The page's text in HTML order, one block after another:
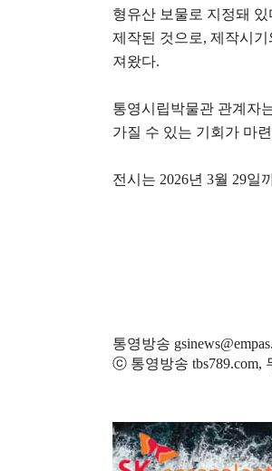
형유산 보물로 지정돼 있
제작된 것으로, 제작시기
져왔다.
통영시립박물관 관계자
가질 수 있는 기회가 마
전시는 2026년 3월 29일
통영방송
ⓒ 통영방송 tbs789.com,